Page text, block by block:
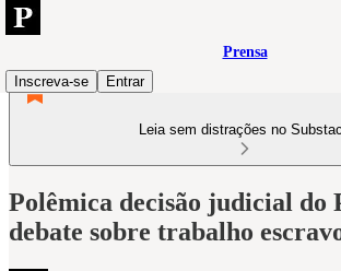
Prensa
Inscreva-se
Entrar
Leia sem distrações no
Polêmica decisão judicial do
debate sobre trabalho